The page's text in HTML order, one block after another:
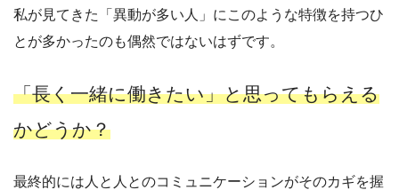
私が見てきた「異動が多い人」にこのような特徴を持つひ
とが多かったのも偶然ではないはずです。
「長く一緒に働きたい」と思ってもらえる
かどうか？
最終的には人と人とのコミュニケーションがそのカギを握